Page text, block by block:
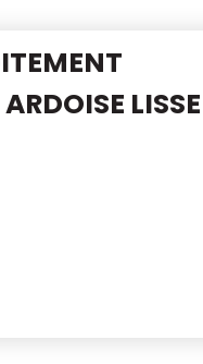
ARDOISE LISSE